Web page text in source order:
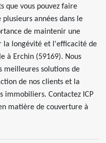
que vous pouvez faire
années dans le
de maintenir une
la longévité et l'efficacité de
à Erchin (59169). Nous
meilleures solutions de
de nos clients et la
immobiliers. Contactez ICP
matière de couverture à